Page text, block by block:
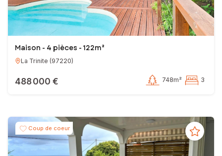
Maison - 4 pièces - 122m²
La Trinite (97220)
488 000 € 748m² 3
Coup de coeur